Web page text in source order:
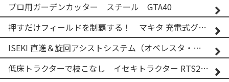
プロ用ガーデンカッター スチール GTA40
押すだけフィールドを制覇する！ マキタ 充電式グランドトリマー MUG001G
ISEKI 直進＆旋回アシストシステム（オペレスタ・ターン）搭載 イセキ 乗用田植機 PRJ8D-ZJL
低床トラクターで枝こなし イセキトラクター RTS205NS & フレールモア FNC1202F